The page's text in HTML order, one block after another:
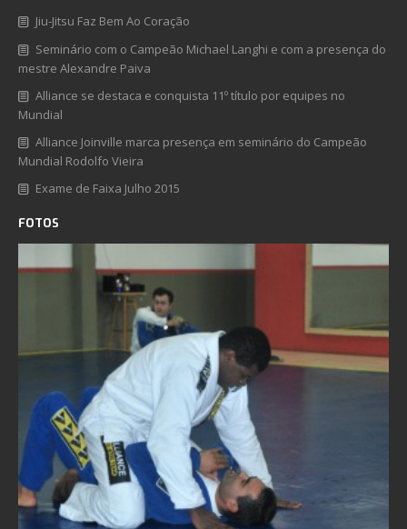
Jiu-Jitsu Faz Bem Ao Coração
Seminário com o Campeão Michael Langhi e com a presença do
mestre Alexandre Paiva
Alliance se destaca e conquista 11º título por equipes no
Mundial
Alliance Joinville marca presença em seminário do Campeão
Mundial Rodolfo Vieira
Exame de Faixa Julho 2015
FOTOS